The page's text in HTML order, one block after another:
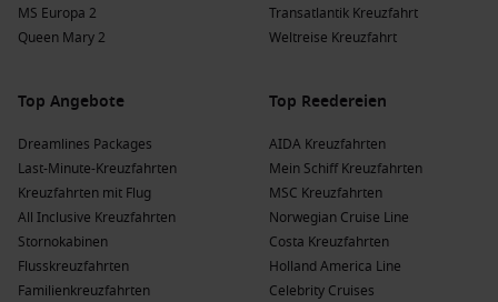
MS Europa 2
Queen Mary 2
Transatlantik Kreuzfahrt
Weltreise Kreuzfahrt
Top Angebote
Dreamlines Packages
Last-Minute-Kreuzfahrten
Kreuzfahrten mit Flug
All Inclusive Kreuzfahrten
Stornokabinen
Flusskreuzfahrten
Familienkreuzfahrten
Top Reedereien
AIDA Kreuzfahrten
Mein Schiff Kreuzfahrten
MSC Kreuzfahrten
Norwegian Cruise Line
Costa Kreuzfahrten
Holland America Line
Celebrity Cruises